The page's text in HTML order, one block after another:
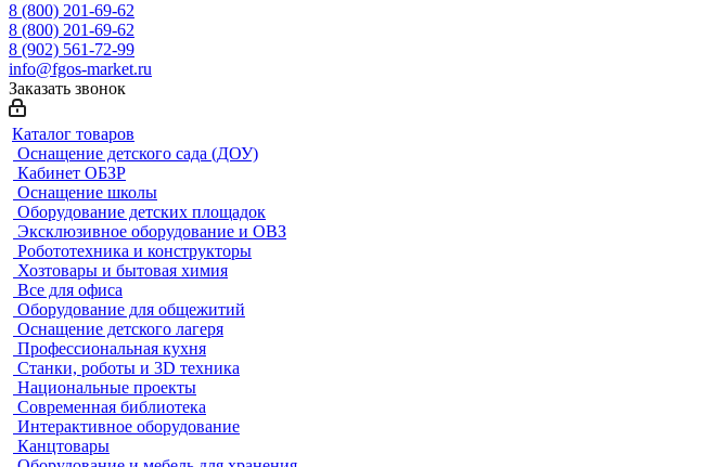
8 (800) 201-69-62
8 (800) 201-69-62
8 (902) 561-72-99
info@fgos-market.ru
Заказать звонок
Каталог товаров
Оснащение детского сада (ДОУ)
Кабинет ОБЗР
Оснащение школы
Оборудование детских площадок
Эксклюзивное оборудование и ОВЗ
Робототехника и конструкторы
Хозтовары и бытовая химия
Все для офиса
Оборудование для общежитий
Оснащение детского лагеря
Профессиональная кухня
Станки, роботы и 3D техника
Национальные проекты
Современная библиотека
Интерактивное оборудование
Канцтовары